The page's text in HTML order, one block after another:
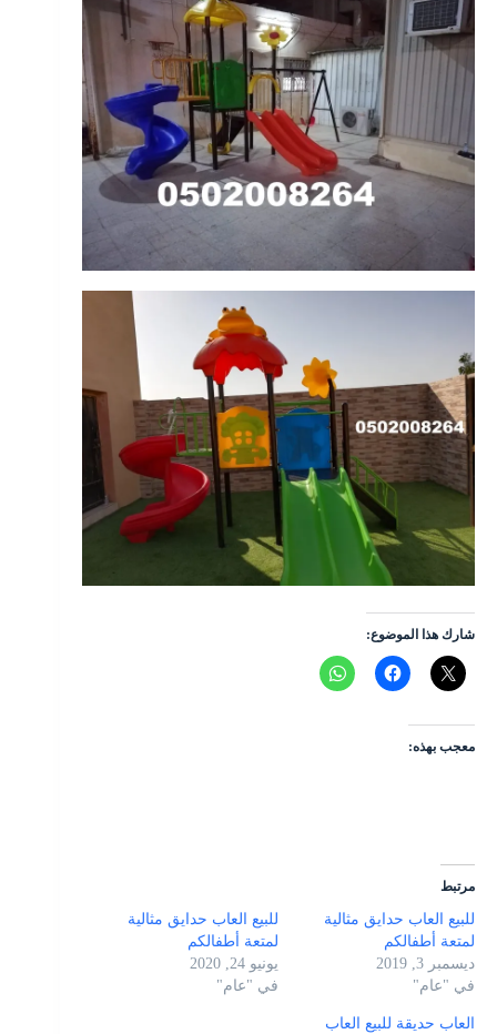
شارك هذا الموضوع:
معجب بهذه:
مرتبط
للبيع العاب حدايق مثالية
لمتعة أطفالكم
ديسمبر 3, 2019
في "عام"
للبيع العاب حدايق مثالية
لمتعة أطفالكم
يونيو 24, 2020
في "عام"
العاب حديقة للبيع العاب